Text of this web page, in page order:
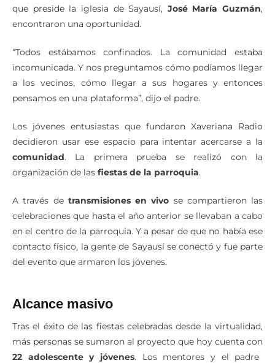
que preside la iglesia de Sayausí, José María Guzmán,
encontraron una oportunidad.
“Todos estábamos confinados. La comunidad estaba
incomunicada. Y nos preguntamos cómo podíamos llegar
a los vecinos, cómo llegar a sus hogares y entonces
pensamos en una plataforma”, dijo el padre.
Los jóvenes entusiastas que fundaron Xaveriana Radio
decidieron usar ese espacio para intentar acercarse a la
comunidad. La primera prueba se realizó con la
organización de las fiestas de la parroquia.
A través de transmisiones en vivo se compartieron las
celebraciones que hasta el año anterior se llevaban a cabo
en el centro de la parroquia. Y a pesar de que no había ese
contacto físico, la gente de Sayausí se conectó y fue parte
del evento que armaron los jóvenes.
Alcance masivo
Tras el éxito de las fiestas celebradas desde la virtualidad,
más personas se sumaron al proyecto que hoy cuenta con
22 adolescente y jóvenes. Los mentores y el padre